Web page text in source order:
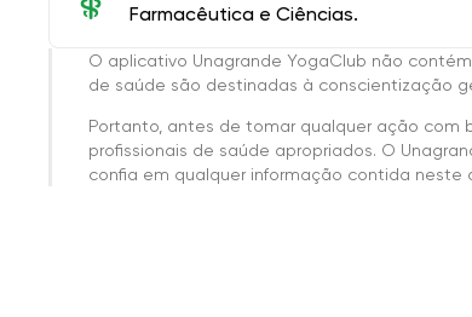
Farmacêutica e Ciências.
O aplicativo Unagrande YogaClub não
de saúde são destinadas à conscientização
Portanto, antes de tomar qualquer ação com
profissionais de saúde apropriados. O
confia em qualquer informação contida neste